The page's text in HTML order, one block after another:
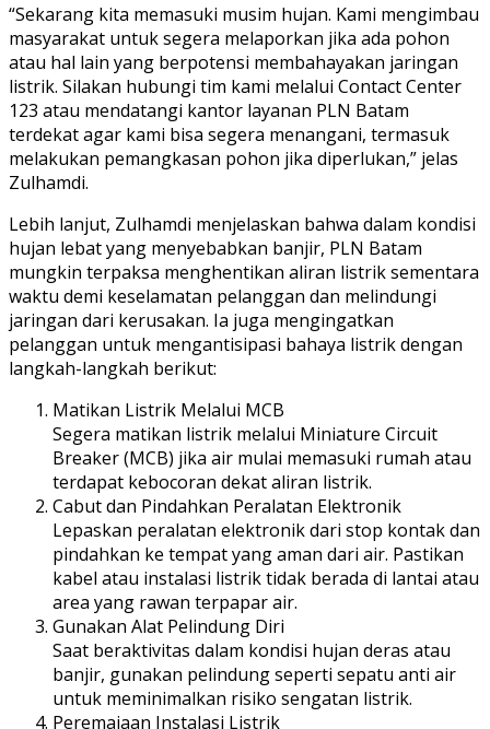
“Sekarang kita memasuki musim hujan. Kami mengimbau
masyarakat untuk segera melaporkan jika ada pohon
atau hal lain yang berpotensi membahayakan jaringan
listrik. Silakan hubungi tim kami melalui Contact Center
123 atau mendatangi kantor layanan PLN Batam
terdekat agar kami bisa segera menangani, termasuk
melakukan pemangkasan pohon jika diperlukan,” jelas
Zulhamdi.
Lebih lanjut, Zulhamdi menjelaskan bahwa dalam kondisi
hujan lebat yang menyebabkan banjir, PLN Batam
mungkin terpaksa menghentikan aliran listrik sementara
waktu demi keselamatan pelanggan dan melindungi
jaringan dari kerusakan. Ia juga mengingatkan
pelanggan untuk mengantisipasi bahaya listrik dengan
langkah-langkah berikut:
Matikan Listrik Melalui MCB
Segera matikan listrik melalui Miniature Circuit
Breaker (MCB) jika air mulai memasuki rumah atau
terdapat kebocoran dekat aliran listrik.
Cabut dan Pindahkan Peralatan Elektronik
Lepaskan peralatan elektronik dari stop kontak dan
pindahkan ke tempat yang aman dari air. Pastikan
kabel atau instalasi listrik tidak berada di lantai atau
area yang rawan terpapar air.
Gunakan Alat Pelindung Diri
Saat beraktivitas dalam kondisi hujan deras atau
banjir, gunakan pelindung seperti sepatu anti air
untuk meminimalkan risiko sengatan listrik.
Peremajaan Instalasi Listrik